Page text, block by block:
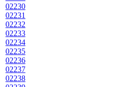
02230
02231
02232
02233
02234
02235
02236
02237
02238